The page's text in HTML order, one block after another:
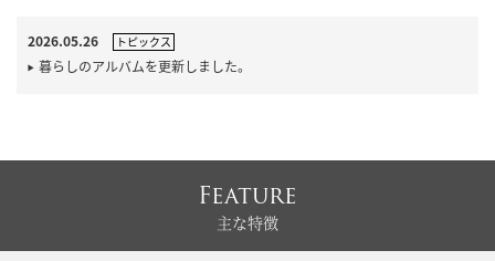
2026.05.26 トピックス
暮らしのアルバムを更新しました。
Feature
主な特徴